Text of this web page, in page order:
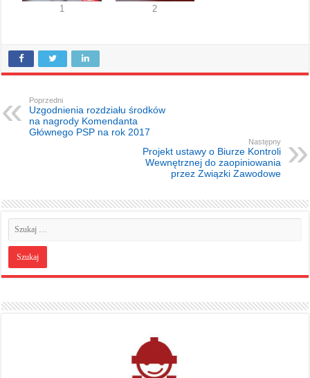
1 2
Poprzedni
Uzgodnienia rozdziału środków
na nagrody Komendanta
Głównego PSP na rok 2017
Następny
Projekt ustawy o Biurze Kontroli
Wewnętrznej do zaopiniowania
przez Związki Zawodowe